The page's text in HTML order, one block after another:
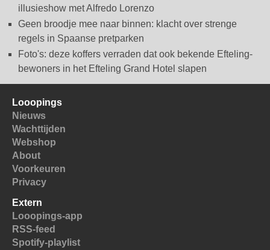
illusieshow met Alfredo Lorenzo
Geen broodje mee naar binnen: klacht over strenge
regels in Spaanse pretparken
Foto's: deze koffers verraden dat ook bekende Efteling-
bewoners in het Efteling Grand Hotel slapen
Looopings
Nieuws
Wachttijden
Webshop
About
Voorkeuren
Privacy
Extern
Looopings-app
RSS-feed
Spotify-playlist